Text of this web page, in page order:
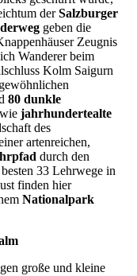
derSalzburger
geben die
Zeugnis
Wanderer beim
Kolm Saigurn
80 dunkle
jahrhundertealte
des
artenreichen,
durch den
33 Lehrwege in
finden hier
Nationalpark
große und kleine